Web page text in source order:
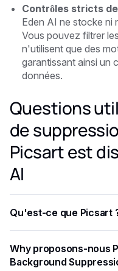
Contrôles stricts
Eden AI ne stocke ni
Vous pouvez filtrer
n'utilisent que des
garantissant ainsi un
données.
Questions
de
Picsart est
AI
Qu'est-ce que Picsart
permet aux particuliers
modifier et partager du
Why proposons-nous
Background